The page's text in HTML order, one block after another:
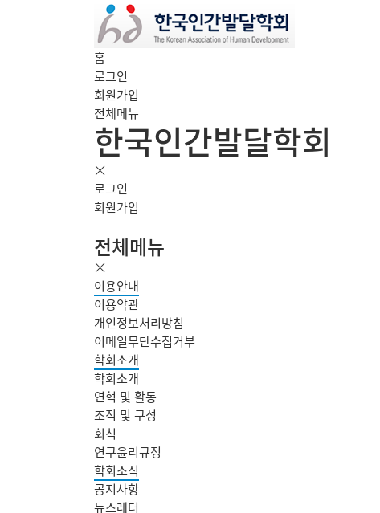
홈
로그인
회원가입
전체메뉴
한국인간발달학회
로그인
회원가입
전체메뉴
이용안내
이용약관
개인정보처리방침
이메일무단수집거부
학회소개
학회소개
연혁 및 활동
조직 및 구성
회칙
연구윤리규정
학회소식
공지사항
뉴스레터